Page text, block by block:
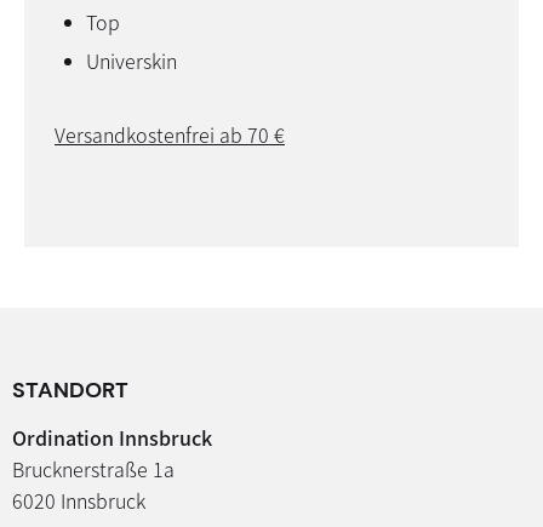
Top
Universkin
Versandkostenfrei ab 70 €
STANDORT
Ordination Innsbruck
Brucknerstraße 1a
6020 Innsbruck